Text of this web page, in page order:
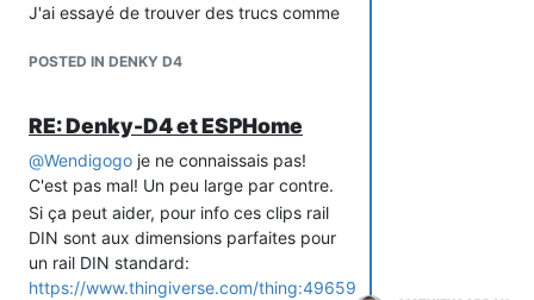
J'ai essayé de trouver des trucs comme
POSTED IN DENKY D4
RE: Denky-D4 et ESPHome
@Wendigogo je ne connaissais pas!
C'est pas mal! Un peu large par contre.
Si ça peut aider, pour info ces clips rail
DIN sont aux dimensions parfaites pour
un rail DIN standard:
https://www.thingiverse.com/thing:4965999